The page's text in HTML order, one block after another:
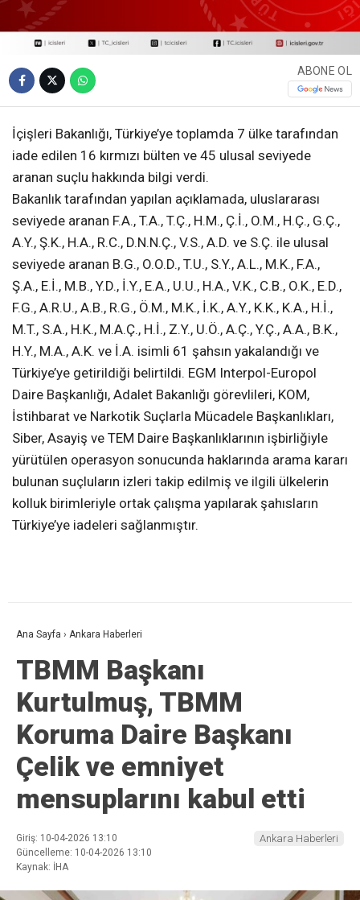
ABONE OL
İçişleri Bakanlığı, Türkiye’ye toplamda 7 ülke tarafından
iade edilen 16 kırmızı bülten ve 45 ulusal seviyede
aranan suçlu hakkında bilgi verdi.
Bakanlık tarafından yapılan açıklamada, uluslararası
seviyede aranan F.A., T.A., T.Ç., H.M., Ç.İ., O.M., H.Ç., G.Ç.,
A.Y., Ş.K., H.A., R.C., D.N.N.Ç., V.S., A.D. ve S.Ç. ile ulusal
seviyede aranan B.G., O.O.D., T.U., S.Y., A.L., M.K., F.A.,
Ş.A., E.İ., M.B., Y.D., İ.Y., E.A., U.U., H.A., V.K., C.B., O.K., E.D.,
F.G., A.R.U., A.B., R.G., Ö.M., M.K., İ.K., A.Y., K.K., K.A., H.İ.,
M.T., S.A., H.K., M.A.Ç., H.İ., Z.Y., U.Ö., A.Ç., Y.Ç., A.A., B.K.,
H.Y., M.A., A.K. ve İ.A. isimli 61 şahsın yakalandığı ve
Türkiye’ye getirildiği belirtildi. EGM Interpol-Europol
Daire Başkanlığı, Adalet Bakanlığı görevlileri, KOM,
İstihbarat ve Narkotik Suçlarla Mücadele Başkanlıkları,
Siber, Asayiş ve TEM Daire Başkanlıklarının işbirliğiyle
yürütülen operasyon sonucunda haklarında arama kararı
bulunan suçluların izleri takip edilmiş ve ilgili ülkelerin
kolluk birimleriyle ortak çalışma yapılarak şahısların
Türkiye’ye iadeleri sağlanmıştır.
Ana Sayfa › Ankara Haberleri
TBMM Başkanı
Kurtulmuş, TBMM
Koruma Daire Başkanı
Çelik ve emniyet
mensuplarını kabul etti
Giriş: 10-04-2026 13:10
Güncelleme: 10-04-2026 13:10
Kaynak: İHA
Ankara Haberleri